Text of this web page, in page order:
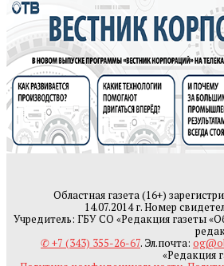
Областная газета (16+)
14.07.2014 г. Номер
Учредитель: ГБУ СО «Редакция газеты
✆ +7 (343) 355-26-67. Эл.почта:
«Редакция